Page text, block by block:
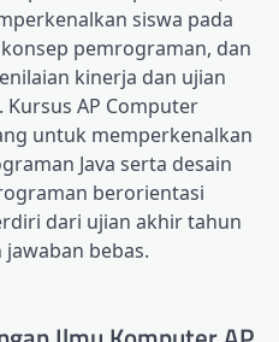
siswa pada
pemrograman, dan
kinerja dan ujian
AP Computer
untuk memperkenalkan
Java serta desain
berorientasi
dari ujian akhir tahun
bebas.